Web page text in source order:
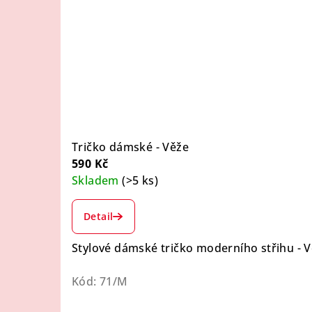
Tričko dámské - Věže
590 Kč
Skladem(>5 ks)
Detail
Stylové dámské tričko moderního střihu -
Kód: 71/M